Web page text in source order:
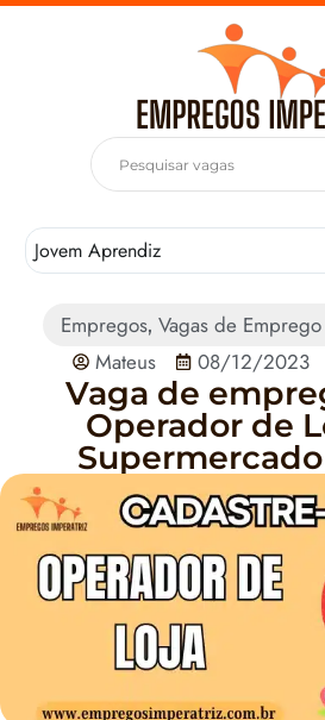
Jovem Aprendiz
Empregos,Vagas de
Mateus
08/12/2023
Vaga de
Operador de